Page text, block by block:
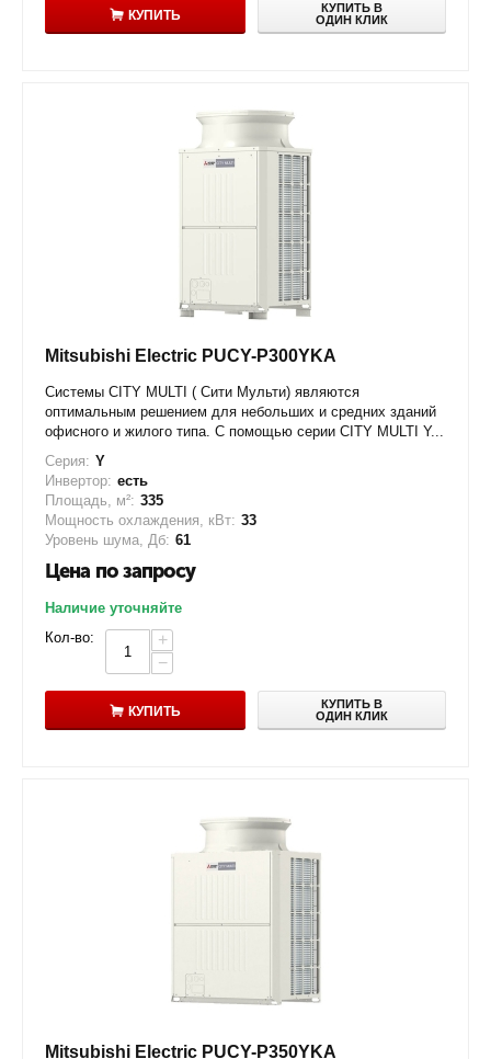
КУПИТЬ
КУПИТЬ В
ОДИН КЛИК
Mitsubishi Electric PUCY-P300YKA
Системы CITY MULTI ( Сити Мульти) являются
оптимальным решением для небольших и средних зданий
офисного и жилого типа. С помощью серии CITY MULTI Y...
Серия: Y
Инвертор: есть
Площадь, м²: 335
Мощность охлаждения, кВт: 33
Уровень шума, Дб: 61
Цена по запросу
Наличие уточняйте
Кол-во:
+
−
КУПИТЬ
КУПИТЬ В
ОДИН КЛИК
Mitsubishi Electric PUCY-P350YKA